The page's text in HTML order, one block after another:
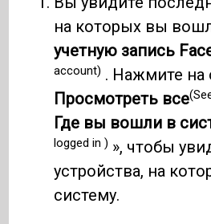
на которых вы
учетную запись
account) . Нажмите на
Просмотреть все
Где вы вошли в
logged in ) », чтобы
устройства, на
систему.